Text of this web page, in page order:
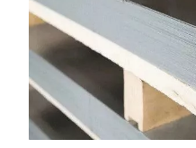
ОТЗЫВЫ
О НАС
БЛОГ
КОНТАКТЫ